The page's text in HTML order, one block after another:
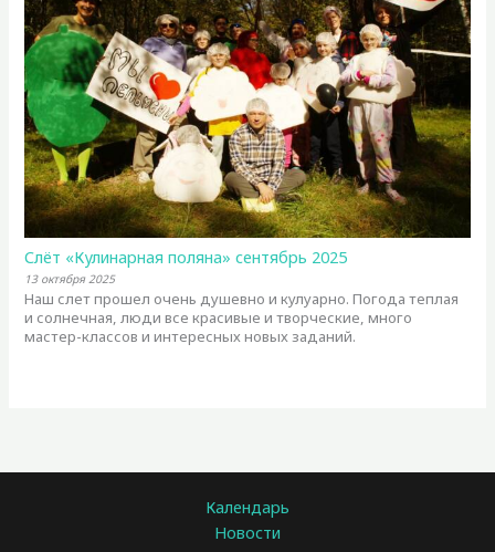
Слёт «Кулинарная поляна» сентябрь 2025
13 октября 2025
Наш слет прошел очень душевно и кулуарно. Погода теплая
и солнечная, люди все красивые и творческие, много
мастер-классов и интересных новых заданий.
Календарь
Новости